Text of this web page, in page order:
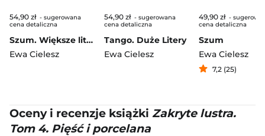
54,90 zł - sugerowana
cena detaliczna
Szum. Większe litery
Ewa Cielesz
54,90 zł - sugerowana
cena detaliczna
Tango. Duże Litery
Ewa Cielesz
49,90 zł -
cena detaliczna
Szum
Ewa Cielesz
7,2 (25)
Oceny i recenzje książki Zakryte lustra.
Tom 4. Pięść i porcelana